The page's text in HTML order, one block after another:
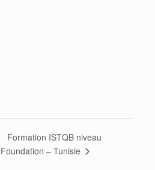
Formation ISTQB niveau
Foundation – Tunisie